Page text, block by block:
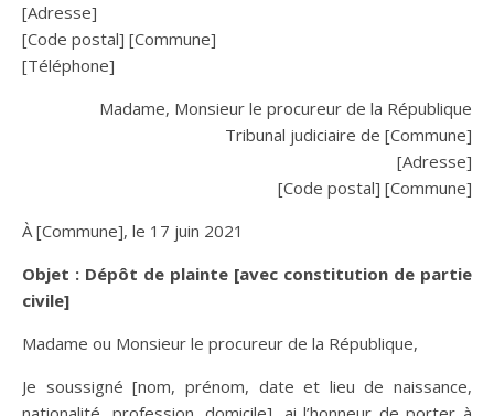
[Adresse]
[Code postal] [Commune]
[Téléphone]
Madame, Monsieur le procureur de la République
Tribunal judiciaire de [Commune]
[Adresse]
[Code postal] [Commune]
À [Commune], le 17 juin 2021
Objet : Dépôt de plainte [avec constitution de partie
civile]
Madame ou Monsieur le procureur de la République,
Je soussigné [nom, prénom, date et lieu de naissance,